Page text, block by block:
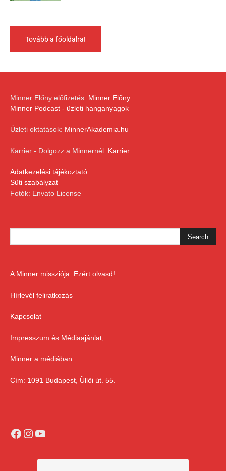
Tovább a főoldalra!
Minner Előny előfizetés: Minner Előny
Minner Podcast - üzleti hanganyagok
Üzleti oktatások: MinnerAkademia.hu
Karrier - Dolgozz a Minnernél: Karrier
Adatkezelési tájékoztató
Süti szabályzat
Fotók: Envato License
A Minner missziója. Ezért olvasd!
Hírlevél feliratkozás
Kapcsolat
Impresszum és Médiaajánlat,
Minner a médiában
Cím: 1091 Budapest, Üllői út. 55.
Facebook
Instagram
YouTube